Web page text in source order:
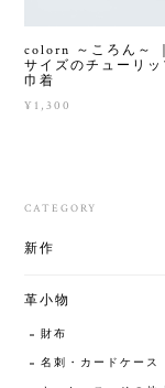
colorn ～ころん～
サイズのチューリッ
巾着
¥1,300
CATEGORY
新作
革小物
財布
名刺・カードケース